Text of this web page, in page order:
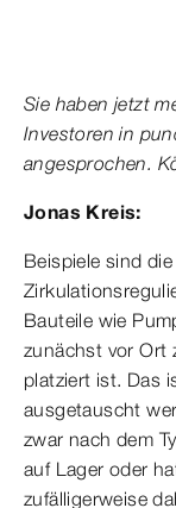
Sie haben jetzt
Investoren in
angesprochen.
Jonas Kreis:
Beispiele sind
Bauteile wie
zunächst vor Ort
platziert ist. Das
ausgetauscht
zwar nach dem
auf Lager oder
zufälligerweise